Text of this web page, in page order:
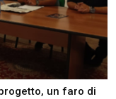
un faro di